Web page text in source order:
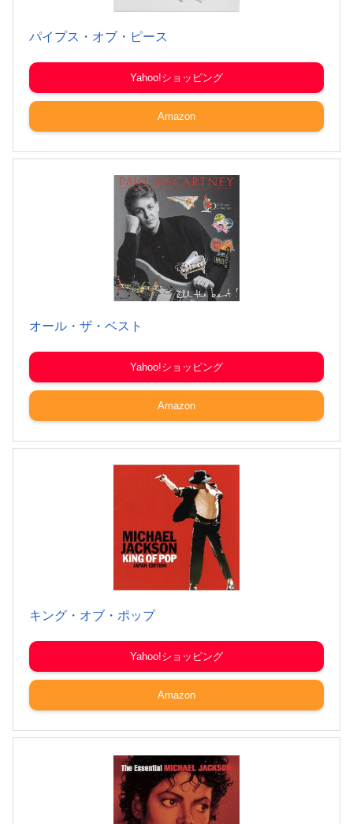
パイプス・オブ・ピース
Yahoo!ショッピング
Amazon
オール・ザ・ベスト
Yahoo!ショッピング
Amazon
キング・オブ・ポップ
Yahoo!ショッピング
Amazon